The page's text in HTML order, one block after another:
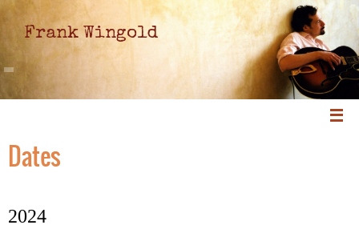
Frank Wingold
Dates
2024